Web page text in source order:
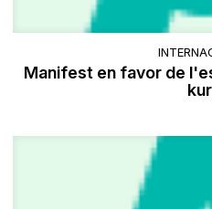
Manifest en favor de